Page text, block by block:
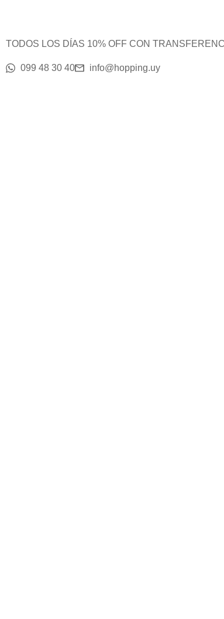
TODOS LOS DÍAS 10% OFF CON
099 48 30 40 info@hopping.uy